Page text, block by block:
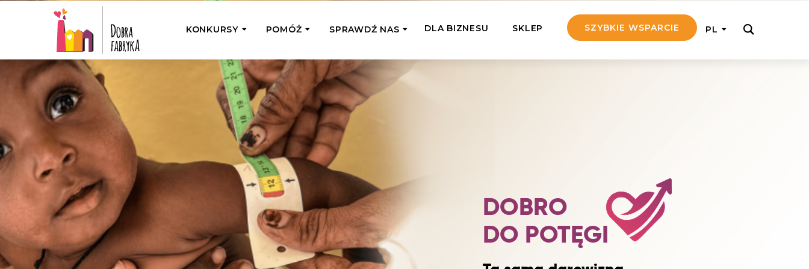
KONKURSY
Wyjedź z Nami
Odwiedź jedno z miejsc, w których
działamy
Przybij 5 w 7 Ogrodach
Wyjedź do Grecji z Michałem
Żakowskim z Radia 357
POMÓŻ
POMAGAM JEDNORAZOWO
Przekaż Kalorie
Podaruj dziecku posiłek z okazji Dnia
Dziecka
Podaruj 1,5%
Przekaż niewielką część swojego
podatku naszym podopiecznym
Pilna Pomoc
Przekaż pomoc tam, gdzie jest teraz
najbardziej potrzebna
Dołącz do rodziny Seniora, wspierając
go finansowo i emocjonalnie
Drużyny Aniołów
Wspieraj pracę konkretnego misjonarza
i pozostań z nim kontakcie
SPRAWDŹ NAS
Zespół Fundacji
Poznaj listonoszy przekazanego przez
praktyce
Co już zrobiliśmy
Przeczytaj historie ludzi, którym już
pomogliśmy
Gdzie działamy
DLA BIZNESU SKLEP SZYBKIE WSPARCIE PL
DOBRO
DO POTĘGI